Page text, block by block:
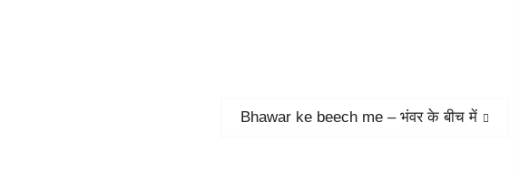
Next
Bhawar ke beech me – भंवर के बीच में